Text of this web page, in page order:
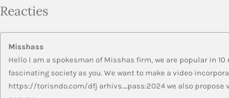
Reacties
Misshass
Hello I am a spokesman of Misshas firm, we are popular in
fascinating society as you. We want to make a video
https://torisndo.com/dfj arhivs_pass:2024 we also propose